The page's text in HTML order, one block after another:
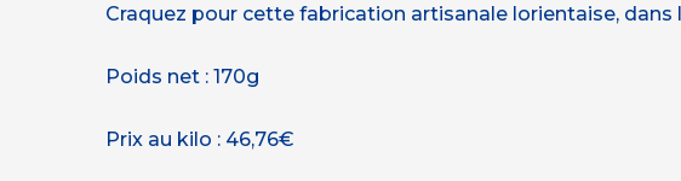
Craquez pour cette fabrication artisanale lorientaise,
Poids net : 170g
Prix au kilo : 46,76€